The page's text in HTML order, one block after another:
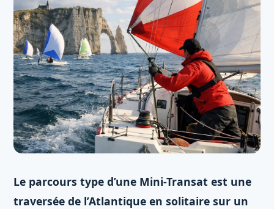
Le parcours type d’une Mini-Transat est une
traversée de l’Atlantique en solitaire sur un